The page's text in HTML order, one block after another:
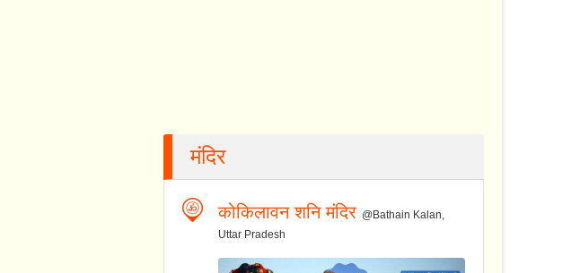
मंदिर
कोकिलावन शनि मंदिर @Bathain Kalan,
Uttar Pradesh